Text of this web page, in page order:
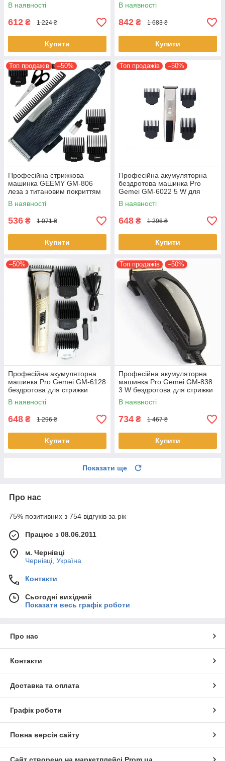
В наявності
612 ₴ 1 224 ₴
Купити
ножі
В наявності
842 ₴ 1 683 ₴
Купити
Топ продажів –50%
Професійна стрижкова
машинка GEEMY GM-806
леза з титановим покриттям
від мережі Чорна
В наявності
536 ₴ 1 071 ₴
Купити
Топ продажів –50%
Професійна акумуляторна
бездротова машинка Pro
Gemei GM-6022 5 W для
стрижки волосся
В наявності
648 ₴ 1 296 ₴
Купити
–50%
Професійна акумуляторна
машинка Pro Gemei GM-6128
бездротова для стрижки
волосся з насадками
В наявності
648 ₴ 1 296 ₴
Купити
Топ продажів –50%
Професійна акумуляторна
машинка Pro Gemei GM-838
3 W бездротова для стрижки
волосся з насадками
В наявності
734 ₴ 1 467 ₴
Купити
Показати ще
Про нас
75% позитивних з 754 відгуків за рік
Працює з 08.06.2011
м. Чернівці
Чернівці, Україна
Контакти
Сьогодні вихідний
Показати весь графік роботи
Про нас
Контакти
Доставка та оплата
Графік роботи
Повна версія сайту